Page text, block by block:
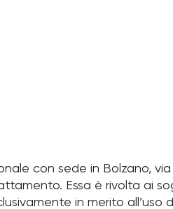
con sede in Bolzano,
Essa è rivolta ai
in merito